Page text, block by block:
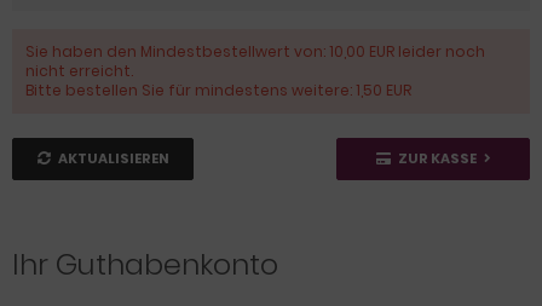
Sie haben den Mindestbestellwert von: 10,00 EUR leider noch
nicht erreicht.
Bitte bestellen Sie für mindestens weitere: 1,50 EUR
AKTUALISIEREN ZUR KASSE
Ihr Guthabenkonto